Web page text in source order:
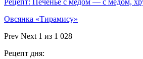
Овсянка «Тирамису»
Prev Next 1 из 1 028
Рецепт дня: